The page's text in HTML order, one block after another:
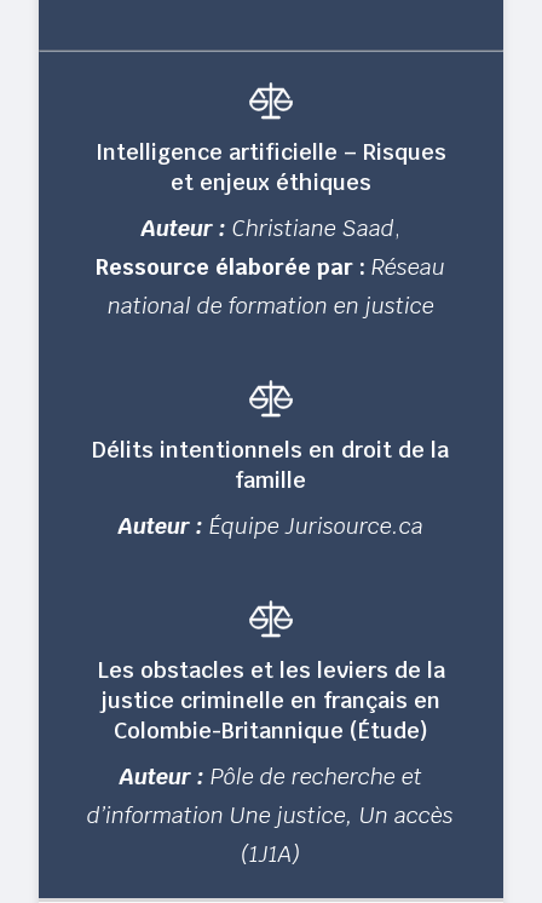
Intelligence artificielle – Risques
et enjeux éthiques
Auteur : Christiane Saad,
Ressource élaborée par : Réseau
national de formation en justice
Délits intentionnels en droit de la
famille
Auteur : Équipe Jurisource.ca
Les obstacles et les leviers de la
justice criminelle en français en
Colombie-Britannique (Étude)
Auteur : Pôle de recherche et
d’information Une justice, Un accès
(1J1A)